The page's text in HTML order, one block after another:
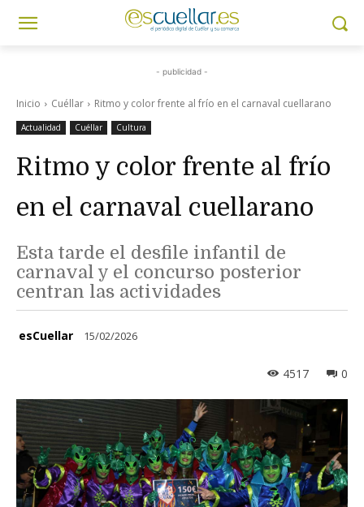
- publicidad -
Inicio Cuéllar Ritmo y color frente al frío en el carnaval cuellarano
Actualidad Cuéllar Cultura
Ritmo y color frente al frío
en el carnaval cuellarano
Esta tarde el desfile infantil de
carnaval y el concurso posterior
centran las actividades
esCuellar 15/02/2026
0
4517